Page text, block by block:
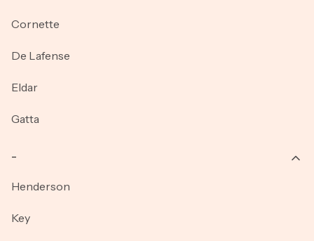
Cornette
De Lafense
Eldar
Gatta
Henderson
Key